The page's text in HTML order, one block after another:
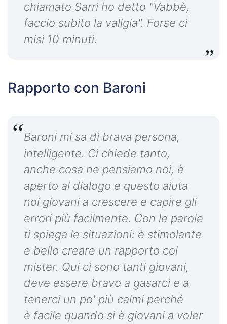
chiamato Sarri ho detto "Vabbè,
faccio subito la valigia". Forse ci
misi 10 minuti.
Rapporto con Baroni
Baroni mi sa di brava persona,
intelligente. Ci chiede tanto,
anche cosa ne pensiamo noi, è
aperto al dialogo e questo aiuta
noi giovani a crescere e capire gli
errori più facilmente. Con le parole
ti spiega le situazioni: è stimolante
e bello creare un rapporto col
mister. Qui ci sono tanti giovani,
deve essere bravo a gasarci e a
tenerci un po' più calmi perché
è facile quando si è giovani a voler